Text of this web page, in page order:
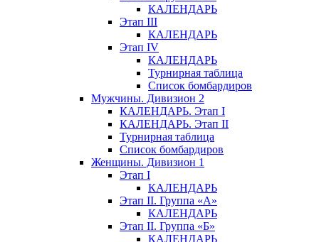
КАЛЕНДАРЬ
Этап III
КАЛЕНДАРЬ
Этап IV
КАЛЕНДАРЬ
Турнирная таблица
Список бомбардиров
Мужчины. Дивизион 2
КАЛЕНДАРЬ. Этап I
КАЛЕНДАРЬ. Этап II
Турнирная таблица
Список бомбардиров
Женщины. Дивизион 1
Этап I
КАЛЕНДАРЬ
Этап II. Группа «А»
КАЛЕНДАРЬ
Этап II. Группа «Б»
КАЛЕНДАРЬ